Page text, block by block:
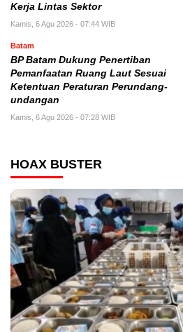
Kerja Lintas Sektor
Kamis, 6 Agu 2026 - 07:44 WIB
Batam
BP Batam Dukung Penertiban
Pemanfaatan Ruang Laut Sesuai
Ketentuan Peraturan Perundang-
undangan
Kamis, 6 Agu 2026 - 07:28 WIB
HOAX BUSTER